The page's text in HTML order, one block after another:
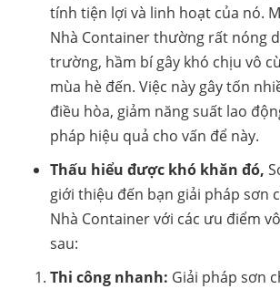
tính tiện lợi và linh hoạt của nó.
Nhà Container thường rất nóng
trường, hầm bí gây khó chịu vô
mùa hè đến. Việc này gây tốn
điều hòa, giảm năng suất lao
pháp hiệu quả cho vấn để này.
Thấu hiểu được khó khăn đó,
giới thiệu đến bạn giải pháp sơn
Nhà Container với các ưu điểm
sau:
Thi công nhanh: Giải pháp sơn